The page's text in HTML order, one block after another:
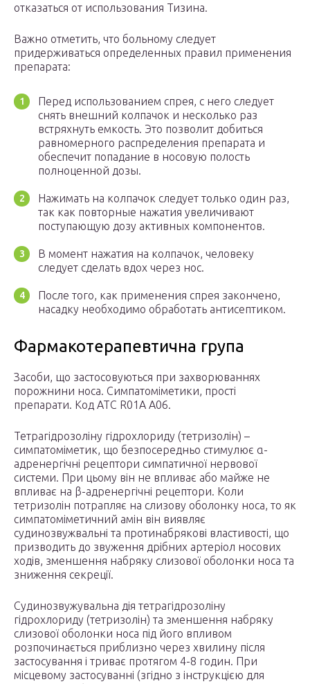
отказаться от использования Тизина.
Важно отметить, что больному следует
придерживаться определенных правил применения
препарата:
Перед использованием спрея, с него следует
снять внешний колпачок и несколько раз
встряхнуть емкость. Это позволит добиться
равномерного распределения препарата и
обеспечит попадание в носовую полость
полноценной дозы.
Нажимать на колпачок следует только один раз,
так как повторные нажатия увеличивают
поступающую дозу активных компонентов.
В момент нажатия на колпачок, человеку
следует сделать вдох через нос.
После того, как применения спрея закончено,
насадку необходимо обработать антисептиком.
Фармакотерапевтична група
Засоби, що застосовуються при захворюваннях
порожнини носа. Симпатоміметики, прості
препарати. Код АТС R01A A06.
Тетрагідрозоліну гідрохлориду (тетризолін) –
симпатоміметик, що безпосередньо стимулює α-
адренергічні рецептори симпатичної нервової
системи. При цьому він не впливає або майже не
впливає на β-адренергічні рецептори. Коли
тетризолін потрапляє на слизову оболонку носа, то як
симпатоміметичний амін він виявляє
судинозвужвальні та протинабрякові властивості, що
призводить до звуження дрібних артеріол носових
ходів, зменшення набряку слизової оболонки носа та
зниження секреції.
Судинозвужувальна дія тетрагідрозоліну
гідрохлориду (тетризолін) та зменшення набряку
слизової оболонки носа під його впливом
розпочинається приблизно через хвилину після
застосування і триває протягом 4-8 годин. При
місцевому застосуванні (згідно з інструкцією для